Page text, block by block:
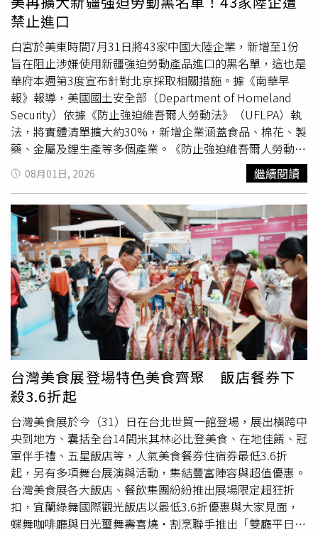
文 告別加工精緻澱粉，優質蛋白質才是性感關鍵除了多樣
化的運動之外，金憓秀在飲食上一向非常嚴格，但她絕不走
「餓肚子的極端減肥」路線，而是強調營養均衡與修復：遠
離三白（白米、白麵包、精製糖）： 她公開過自己幾乎不
吃快餐與精緻麵食，減少發炎反應並預防肌膚老化，另外他
也很喜歡蕃茄跟花椰菜這類型的營養食材。蛋白質優先：
身為「瘦身不瘦胸」代表，她的菜單以原型蛋白質（肉類、
海鮮 、雞蛋）為主。在水下高強度訓練後，她會補充豐富的
抗氧化水果（如藍莓、草莓等）與蛋白質，幫助肌肉修復。
遵守間歇性斷食與充足睡眠： 保持每日至少 12 小時的空腹
期，並確保午夜前入睡、睡滿 7 小時，讓身體有足夠時間代
謝修復。 在 Instagram 查看這則貼文 從 Instagram 分享的
貼文 找到適合自己的節奏，將「自律」變成生活儀式感金
憓秀曾坦言，自己其實並不總是熱愛運動，但她找到了能讓
自己持之以恆的方式。不論是快走、泰拳、EMS（電刺激訓
練）還是水中運動，她不斷嘗試新的鍛鍊體驗。 她的凍齡
心態告訴我們：減肥不該是懲罰自己的過程，而是找到一種
能優雅地與身體對話、展現生命力的方式。 只要建立起屬
於自己的生活節奏，時間就不再是健康的敵人，而是散發女
人味的養分。 在 Instagram 查看這則貼文 從 Instagram 分
享的貼文
禁止進口
白宮於美東時間7月31日將43家中國大陸企業，新增至1份
旨在阻止涉嫌使用新疆強迫勞動產品進口的黑名單，這也是
華府本週第3度宣布針對北京採取相關措施。據《南華早
報》報導，美國國土安全部（Department of Homeland
Security）依據《防止強迫維吾爾人勞動法》（UFLPA）執
法，將實體清單擴大約30%，新增企業涵蓋食品、棉花、製
藥、金屬及鋰生產等多個產業。《防止強迫維吾爾人勞動
法》由美國國會於2021年通過，目的在於針對中國西部新
疆維吾爾自治區的進口商品，防止被控強迫勞動生產的產品
流入美國市場。美國國務院（State Department）發言人皮
戈特（Tommy Pigott）表示：「此次新增列入清單的實
體，涉及在新疆生產或銷售商品，或使用《防止強迫維吾爾
人勞動法》所規定的維吾爾族及其他受保護群體強迫勞動所
生產的商品。」他補充，此次鎖定的產業包括海鮮、黃金、
銅、交通基礎設施、鋁、番茄、棉花、成衣及冷凍食品等領
域。此次擴大的黑名單還包括中國最大的電容器製造商之一
「湖南艾華集團股份有限公司」。美國《聯邦公報》
（Federal Register）公告指出，美國政府認為該公司採購
的化學箔材及其他原料來自新疆地區。此外，美國海關及邊
境保衛局（US Customs and Border Protection）也將自8
月3日起，開始攔截來自這些企業的進口商品。美國眾議院
「美國與中國共產黨戰略競爭特設委員會」（Select
Committee on the Strategic Competition Between the
United States and the Chinese Communist Party）主席穆
勒納爾（John Moolenaar）表示：「川普政府今天採取的
行動，強化了美國經濟免於奴工產品的衝擊，也向中國共產
黨傳遞明確訊息，我們不會對其種族滅絕及侵犯人權的行為
視而不見。」據悉，新疆近2,600萬人口中，少數民族約占
將近2/3，其中包括以穆斯林為主的維吾爾族（Uygur）及
08月01日, 2026 繼續閱讀
台灣美食展登場特色美食齊聚 飯店餐券下
殺3.6折起
台灣美食展於今（31）日在台北世貿一館登場，展出橫跨中
央到地方、囊括全台14間米其林必比登美食、在地佳餚、冠
軍伴手禮、五星飯店等，人氣美食餐券住宿券最低3.6折
起，另有多項舞台展演與活動，集結豐富陣容與超值優惠。
台灣美食展各大飯店、餐飲集團紛紛推出展場限定超狂折
扣，宜蘭綠舞國際觀光飯店以最低3.6折優惠與大家見面，
蝶舞咖啡廳與日光璽舞壽喜燒・割烹聯手推出「雙廳平日餐